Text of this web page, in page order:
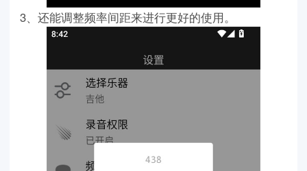
3、还能调整频率间距来进行更好的使用。